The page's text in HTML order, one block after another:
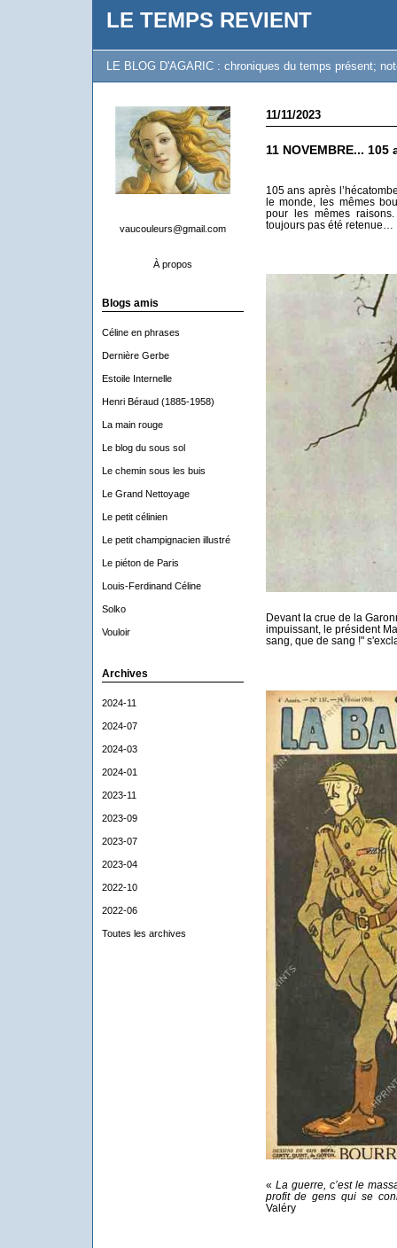
LE TEMPS REVIENT
LE BLOG D'AGARIC : chroniques du temps présent;
vaucouleurs@gmail.com
À propos
Blogs amis
Céline en phrases
Dernière Gerbe
Estoile Internelle
Henri Béraud (1885-1958)
La main rouge
Le blog du sous sol
Le chemin sous les buis
Le Grand Nettoyage
Le petit célinien
Le petit champignacien illustré
Le piéton de Paris
Louis-Ferdinand Céline
Solko
Vouloir
Archives
2024-11
2024-07
2024-03
2024-01
2023-11
2023-09
2023-07
2023-04
2022-10
2022-06
Toutes les archives
11/11/2023
11 NOVEMBRE...
105 ans après
le monde, les mêmes
pour les mêmes
toujours pas été retenue…
Devant la crue de la
impuissant, le président
sang, que de sang !"
« La guerre, c’est le
profit de gens qui se
Valéry